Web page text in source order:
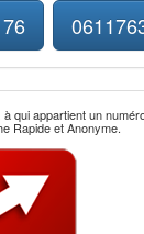
qui appartient un
Rapide et Anonyme.